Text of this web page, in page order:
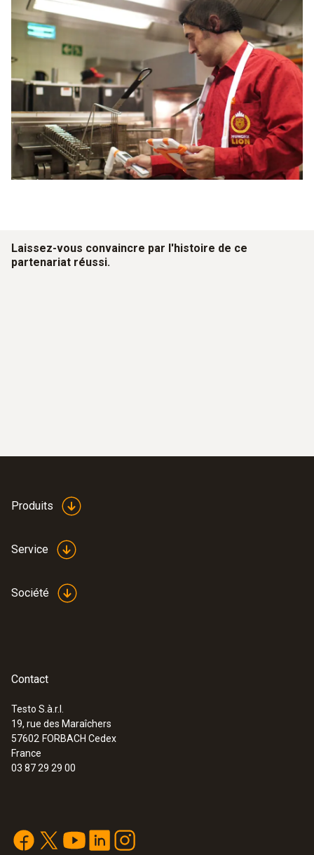
Laissez-vous convaincre par l'histoire de ce
partenariat réussi.
Produits
Service
Société
Contact
Testo S.à.r.l.
19, rue des Maraîchers
57602 FORBACH Cedex
France
03 87 29 29 00